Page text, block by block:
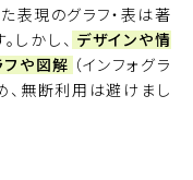
表現のグラフ・表は著
しかし、 デザインや情
や図解 （インフォグラ
、無断利用は避けまし